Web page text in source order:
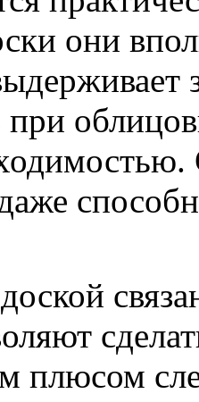
они
при
плюсом